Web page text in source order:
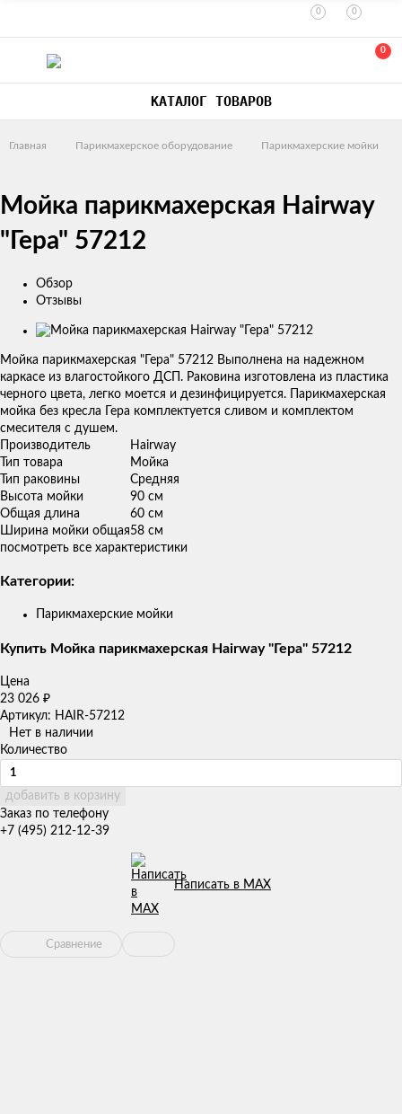
0 0
0
КАТАЛОГ ТОВАРОВ
Главная Парикмахерское оборудование Парикмахерские мойки
Мойка парикмахерская Hairway
"Гера" 57212
Обзор
Отзывы
Изображения
товаров
Мойка парикмахерская "Гера" 57212 Выполнена на надежном
каркасе из влагостойкого ДСП. Раковина изготовлена из пластика
черного цвета, легко моется и дезинфицируется. Парикмахерская
мойка без кресла Гера комплектуется сливом и комплектом
смесителя с душем.
Производитель
Hairway
Тип товара
Мойка
Тип раковины
Средняя
Высота мойки
90 см
Общая длина
60 см
Ширина мойки общая58 см
посмотреть все характеристики
Категории:
Парикмахерские мойки
Купить Мойка парикмахерская Hairway "Гера" 57212
Цена
23 026 ₽
Артикул: HAIR-57212
Нет в наличии
Количество
добавить в корзину
Заказ по телефону
+7 (495) 212-12-39
Написать в MAX
Сравнение